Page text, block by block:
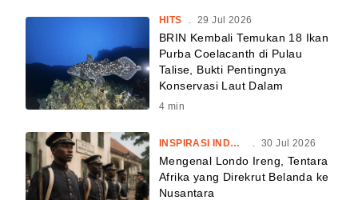
HITS 29 Jul 2026
BRIN Kembali Temukan 18 Ikan
Purba Coelacanth di Pulau
Talise, Bukti Pentingnya
Konservasi Laut Dalam
4 min
INSPIRASI INDONESIA 30 Jul 2026
Mengenal Londo Ireng, Tentara
Afrika yang Direkrut Belanda ke
Nusantara